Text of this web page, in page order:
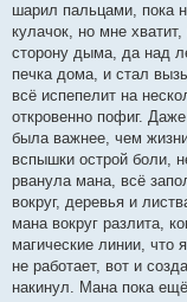
шарил пальцами, пока
кулачок, но мне
сторону дыма, да над
печка дома, и стал
всё испепелит на
откровенно пофиг.
была важнее, чем
вспышки острой боли,
рванула мана, всё
вокруг, деревья и
мана вокруг разлита,
магические линии, что
не работает, вот и
накинул. Мана пока